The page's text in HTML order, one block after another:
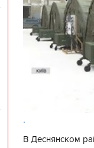
.
В Деснянском